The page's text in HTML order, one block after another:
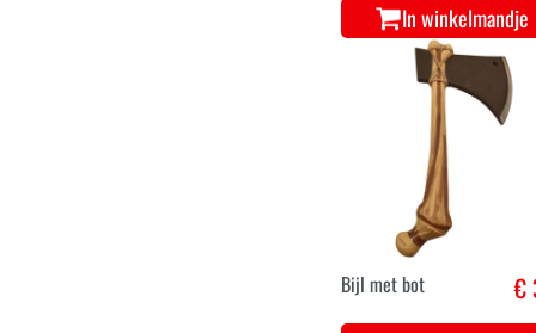
In winkelmandje
Bijl met bot €